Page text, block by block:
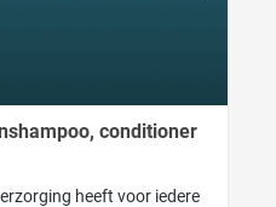
conditioner
heeft voor iedere